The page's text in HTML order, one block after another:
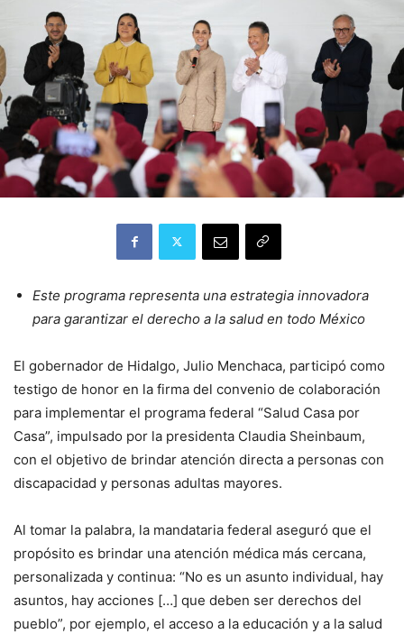
Este programa representa una estrategia innovadora
para garantizar el derecho a la salud en todo México
El gobernador de Hidalgo, Julio Menchaca, participó como
testigo de honor en la firma del convenio de colaboración
para implementar el programa federal “Salud Casa por
Casa”, impulsado por la presidenta Claudia Sheinbaum,
con el objetivo de brindar atención directa a personas con
discapacidad y personas adultas mayores.
Al tomar la palabra, la mandataria federal aseguró que el
propósito es brindar una atención médica más cercana,
personalizada y continua: “No es un asunto individual, hay
asuntos, hay acciones […] que deben ser derechos del
pueblo”, por ejemplo, el acceso a la educación y a la salud